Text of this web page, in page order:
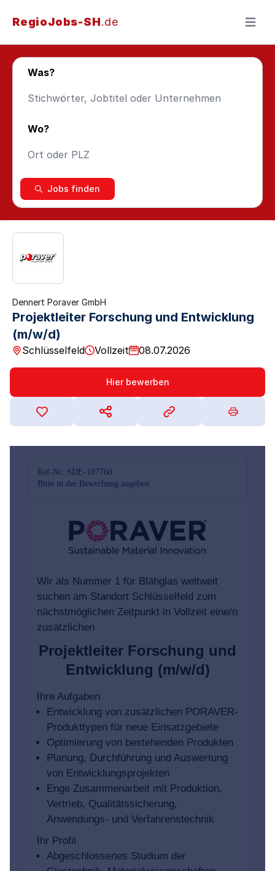
RegioJobs-SH.de Menü
Was?
Wo?
Jobs finden
Dennert Poraver GmbH
Projektleiter Forschung und Entwicklung
(m/w/d)
Schlüsselfeld Vollzeit 08.07.2026
Hier bewerben